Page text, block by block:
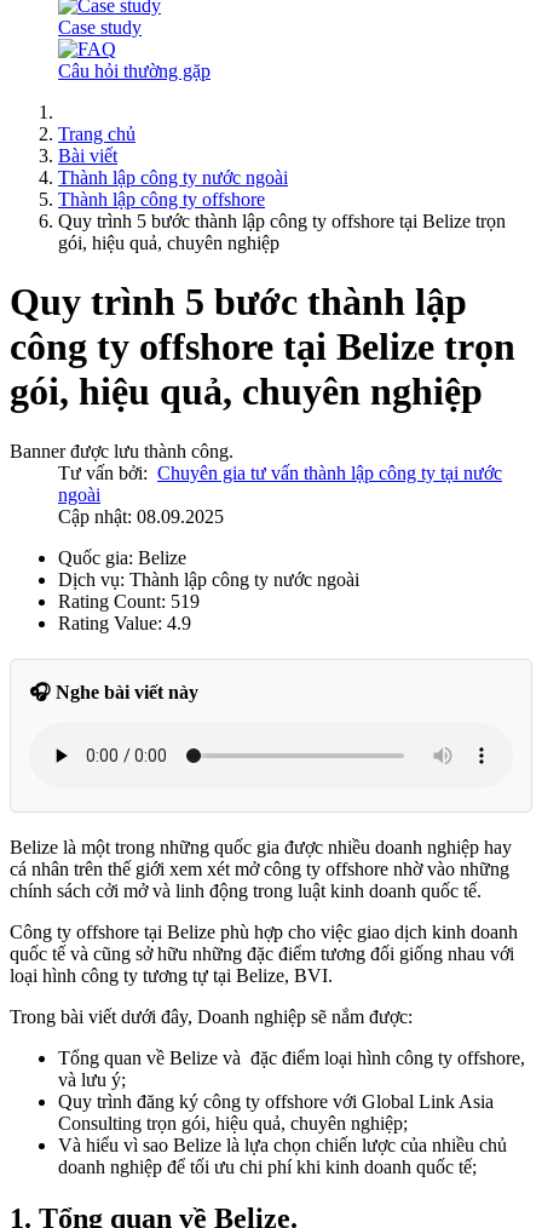
Case study
Câu hỏi thường gặp
Trang chủ
Bài viết
Thành lập công ty nước ngoài
Thành lập công ty offshore
Quy trình 5 bước thành lập công ty offshore tại Belize trọn
gói, hiệu quả, chuyên nghiệp
Quy trình 5 bước thành lập
công ty offshore tại Belize trọn
gói, hiệu quả, chuyên nghiệp
Banner được lưu thành công.
Tư vấn bởi: Chuyên gia tư vấn thành lập công ty tại nước
ngoài
Cập nhật: 08.09.2025
Quốc gia: Belize
Dịch vụ: Thành lập công ty nước ngoài
Rating Count: 519
Rating Value: 4.9
🎧 Nghe bài viết này
Belize là một trong những quốc gia được nhiều doanh nghiệp hay
cá nhân trên thế giới xem xét mở công ty offshore nhờ vào những
chính sách cởi mở và linh động trong luật kinh doanh quốc tế.
Công ty offshore tại Belize phù hợp cho việc giao dịch kinh doanh
quốc tế và cũng sở hữu những đặc điểm tương đối giống nhau với
loại hình công ty tương tự tại Belize, BVI.
Trong bài viết dưới đây, Doanh nghiệp sẽ nắm được:
Tổng quan về Belize và đặc điểm loại hình công ty offshore,
và lưu ý;
Quy trình đăng ký công ty offshore với Global Link Asia
Consulting trọn gói, hiệu quả, chuyên nghiệp;
Và hiểu vì sao Belize là lựa chọn chiến lược của nhiều chủ
doanh nghiệp để tối ưu chi phí khi kinh doanh quốc tế;
1. Tổng quan về Belize.